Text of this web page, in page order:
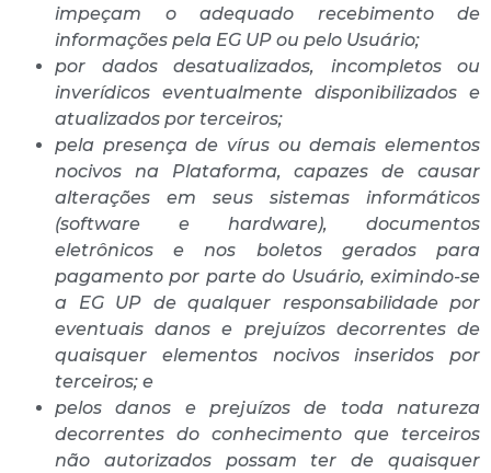
impeçam o adequado recebimento de
informações pela EG UP ou pelo Usuário;
por dados desatualizados, incompletos ou
inverídicos eventualmente disponibilizados e
atualizados por terceiros;
pela presença de vírus ou demais elementos
nocivos na Plataforma, capazes de causar
alterações em seus sistemas informáticos
(software e hardware), documentos
eletrônicos e nos boletos gerados para
pagamento por parte do Usuário, eximindo-se
a EG UP de qualquer responsabilidade por
eventuais danos e prejuízos decorrentes de
quaisquer elementos nocivos inseridos por
terceiros; e
pelos danos e prejuízos de toda natureza
decorrentes do conhecimento que terceiros
não autorizados possam ter de quaisquer